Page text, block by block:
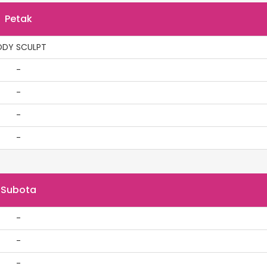
Petak
SCULPT
-
-
-
-
Subota
-
-
-